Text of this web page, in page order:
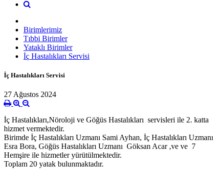
Birimlerimiz
Tıbbi Birimler
Yataklı Birimler
İç Hastalıkları Servisi
İç Hastalıkları Servisi
27 Ağustos 2024
İç Hastalıkları,Nöroloji ve Göğüs Hastalıkları servisleri ile 2. katta
hizmet vermektedir.
Birimde İç Hastalıkları Uzmanı Sami Ayhan, İç Hastalıkları Uzmanı
Esra Bora, Göğüs Hastalıkları Uzmanı Göksan Acar ,ve ve 7
Hemşire ile hizmetler yürütülmektedir.
Toplam 20 yatak bulunmaktadır.